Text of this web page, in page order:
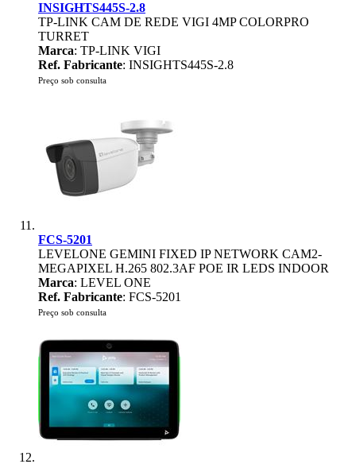
INSIGHTS445S-2.8
TP-LINK CAM DE REDE VIGI 4MP COLORPRO
TURRET
Marca: TP-LINK VIGI
Ref. Fabricante: INSIGHTS445S-2.8
Preço sob consulta
FCS-5201
LEVELONE GEMINI FIXED IP NETWORK CAM2-
MEGAPIXEL H.265 802.3AF POE IR LEDS INDOOR
Marca: LEVEL ONE
Ref. Fabricante: FCS-5201
Preço sob consulta